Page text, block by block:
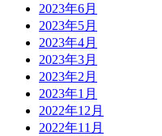
2023年6月
2023年5月
2023年4月
2023年3月
2023年2月
2023年1月
2022年12月
2022年11月